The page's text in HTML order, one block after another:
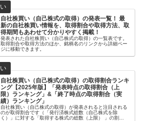
自社株買い（自己株式の取得）の発表一覧！ 最
新の自社株買い情報を、取得割合や取得方法、取
得期間もあわせて分かりやすく掲載！
発表された自社株買い（自己株式の取得）の一覧表です。
取得割合や取得方法のほか、銘柄名のリンクから詳細ペー
ジに移動できます。
自社株買い（自己株式の取得）の取得割合ランキ
ング【2025年版】「発表時点の取得割合（上
限）ランキング」&「終了時点の取得割合（実
績）ランキング」
自社株買い（自己株式の取得）が発表されると注目される
のが取得割合です（「発行済株式総数（自己株式を除
く）」に対する「取得する株式の総数（上限） 」の割